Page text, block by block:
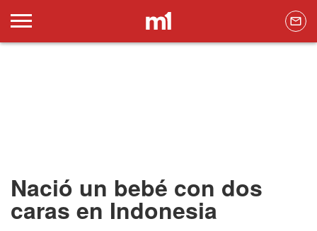
Nació un bebé con dos
caras en Indonesia